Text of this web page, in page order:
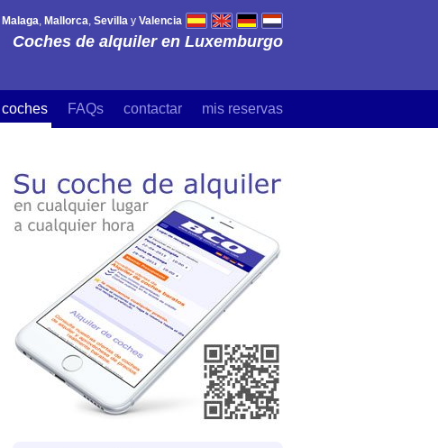
Coches de alquiler en Luxemburgo
Malaga, Mallorca, Sevilla y Valencia
coches FAQs contactar mis reservas